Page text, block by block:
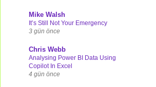
Mike Walsh
It’s Still Not Your Emergency
3 gün önce
Chris Webb
Analysing Power BI Data Using
Copilot In Excel
4 gün önce